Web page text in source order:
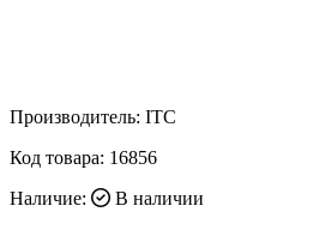
Производитель: ITC
Код товара: 16856
Наличие:
В наличии